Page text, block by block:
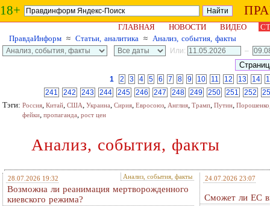
18+
ГЛАВНАЯ НОВОСТИ ВИДЕО
ПравдаИнформ ≈ Статьи, аналитика ≈ Анализ, события, факты
Или: –
1 2 3 4 5 6 7 8 9 10 11 12 13 14
241
242 243 244 245 246 247 248 249 250 251 252
Тэги: Россия, Китай, США, Украина, Сирия, Евросоюз, Англия, Трамп, Путин, Порошенко
фейки, пропаганда, рост цен
Анализ, события, факты
28.07.2026 19:32 Анализ, события, факты
Возможна ли реанимация мертворожденного
киевского режима?
24.07.2026 23:07
Сможет ли ЕС